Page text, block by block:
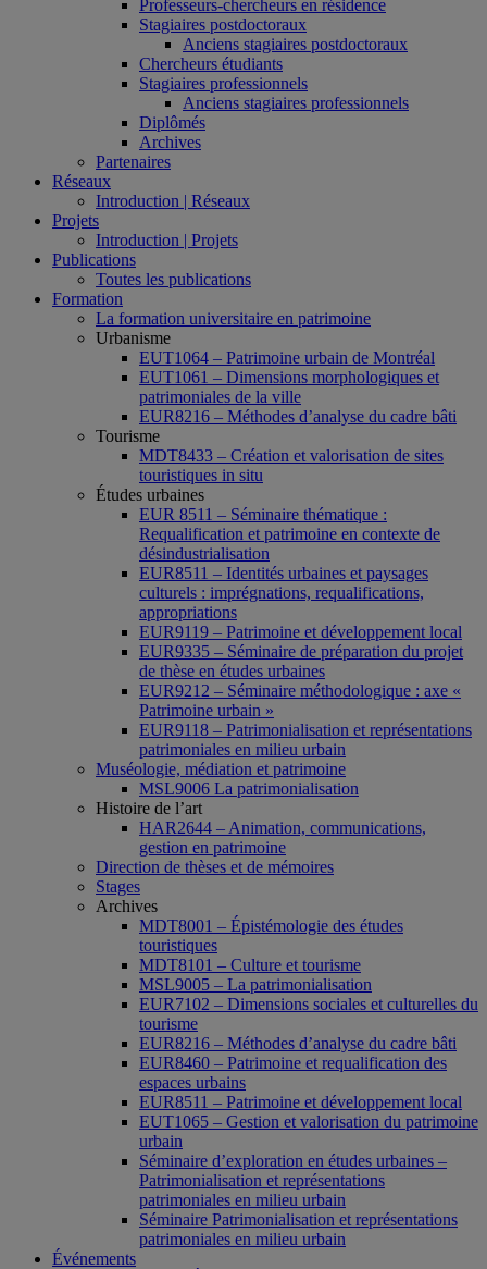
Professeurs-chercheurs en résidence
Stagiaires postdoctoraux
Anciens stagiaires postdoctoraux
Chercheurs étudiants
Stagiaires professionnels
Anciens stagiaires professionnels
Diplômés
Archives
Partenaires
Réseaux
Introduction | Réseaux
Projets
Introduction | Projets
Publications
Toutes les publications
Formation
La formation universitaire en patrimoine
Urbanisme
EUT1064 – Patrimoine urbain de Montréal
EUT1061 – Dimensions morphologiques et
patrimoniales de la ville
EUR8216 – Méthodes d’analyse du cadre bâti
Tourisme
MDT8433 – Création et valorisation de sites
touristiques in situ
Études urbaines
EUR 8511 – Séminaire thématique :
Requalification et patrimoine en contexte de
désindustrialisation
EUR8511 – Identités urbaines et paysages
culturels : imprégnations, requalifications,
appropriations
EUR9119 – Patrimoine et développement local
EUR9335 – Séminaire de préparation du projet
de thèse en études urbaines
EUR9212 – Séminaire méthodologique : axe «
Patrimoine urbain »
EUR9118 – Patrimonialisation et représentations
patrimoniales en milieu urbain
Muséologie, médiation et patrimoine
MSL9006 La patrimonialisation
Histoire de l’art
HAR2644 – Animation, communications,
gestion en patrimoine
Direction de thèses et de mémoires
Stages
Archives
MDT8001 – Épistémologie des études
touristiques
MDT8101 – Culture et tourisme
MSL9005 – La patrimonialisation
EUR7102 – Dimensions sociales et culturelles du
tourisme
EUR8216 – Méthodes d’analyse du cadre bâti
EUR8460 – Patrimoine et requalification des
espaces urbains
EUR8511 – Patrimoine et développement local
EUT1065 – Gestion et valorisation du patrimoine
urbain
Séminaire d’exploration en études urbaines –
Patrimonialisation et représentations
patrimoniales en milieu urbain
Séminaire Patrimonialisation et représentations
patrimoniales en milieu urbain
Événements